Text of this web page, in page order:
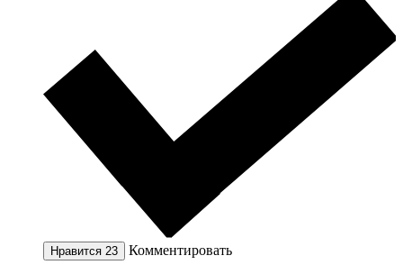
Нравится 23 Комментировать